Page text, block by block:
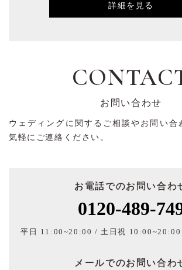
詳細を見る
お問い合わせ
ウェディングに関するご相談やお問い合
気軽にご連絡ください。
お電話でのお問い合わ
0120-489-
平日 11:00~20:00 / 土日祝 10:00~20:00
メールでのお問い合わ